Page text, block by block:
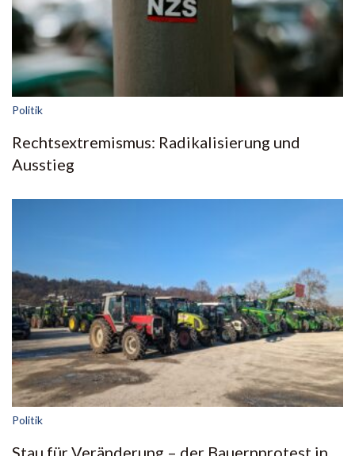
Politik
Rechtsextremismus: Radikalisierung und
Ausstieg
Politik
Stau für Veränderung – der Bauernprotest in